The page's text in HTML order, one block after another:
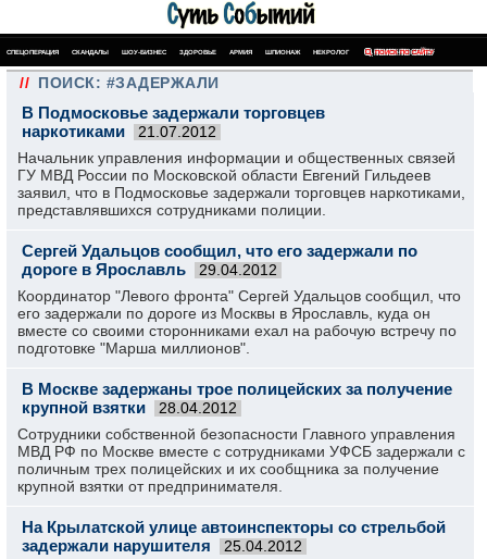
СПЕЦОПЕРАЦИЯ СКАНДАЛЫ ШОУ-БИЗНЕС ЗДОРОВЬЕ АРМИЯ ШПИОНАЖ НЕКРОЛОГ ПОИСК ПО САЙТУ
// ПОИСК: #ЗАДЕРЖАЛИ
В Подмосковье задержали торговцев
наркотиками
21.07.2012
Начальник управления информации и общественных связей
ГУ МВД России по Московской области Евгений Гильдеев
заявил, что в Подмосковье задержали торговцев наркотиками,
представлявшихся сотрудниками полиции.
Сергей Удальцов сообщил, что его задержали по
дороге в Ярославль
29.04.2012
Координатор "Левого фронта" Сергей Удальцов сообщил, что
его задержали по дороге из Москвы в Ярославль, куда он
вместе со своими сторонниками ехал на рабочую встречу по
подготовке "Марша миллионов".
В Москве задержаны трое полицейских за получение
крупной взятки
28.04.2012
Сотрудники собственной безопасности Главного управления
МВД РФ по Москве вместе с сотрудниками УФСБ задержали с
поличным трех полицейских и их сообщника за получение
крупной взятки от предпринимателя.
На Крылатской улице автоинспекторы со стрельбой
задержали нарушителя
25.04.2012